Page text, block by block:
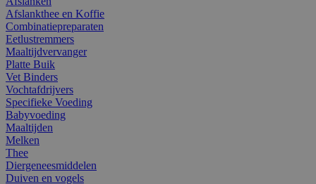
Afslankthee en Koffie
Combinatiepreparaten
Eetlustremmers
Maaltijdvervanger
Platte Buik
Vet Binders
Vochtafdrijvers
Specifieke Voeding
Babyvoeding
Maaltijden
Melken
Thee
Diergeneesmiddelen
Duiven en vogels